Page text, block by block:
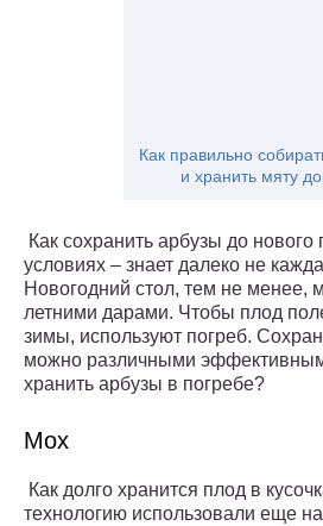
Как правильно
и хранить мяту
Как сохранить арбузы до
условиях – знает далеко не
Новогодний стол, тем не менее,
летними дарами. Чтобы плод
зимы, используют погреб.
можно различными
хранить арбузы в погребе?
Мох
Как долго хранится плод в
технологию использовали еще